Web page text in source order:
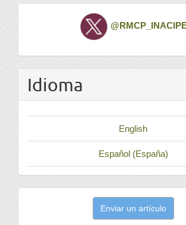
Twitter
Idioma
English
Español (España)
Enviar un artículo